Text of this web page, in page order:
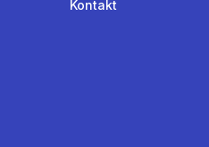
Kontakt